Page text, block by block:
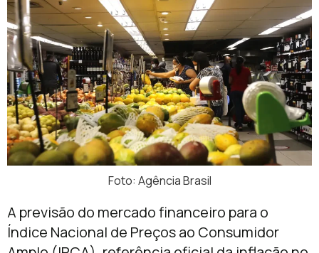
Foto: Agência Brasil
A previsão do mercado financeiro para o
Índice Nacional de Preços ao Consumidor